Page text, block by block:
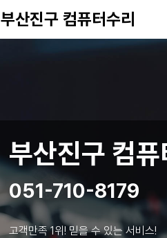
부산진구 컴퓨터수리
부산진구 컴퓨
051-710-8179
고객만족 1위! 믿을 수 있는 서비스!